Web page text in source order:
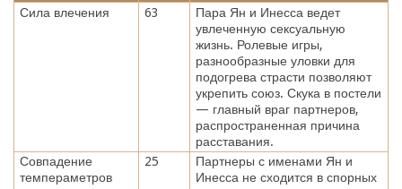
Сила влечения 63
Пара Ян и Инесса ведет
увлеченную сексуальную
жизнь. Ролевые игры,
разнообразные уловки для
подогрева страсти позволяют
укрепить союз. Скука в постели
— главный враг партнеров,
распространенная причина
расставания.
Совпадение
темпераметров
25
Партнеры с именами Ян и
Инесса не сходится в спорных